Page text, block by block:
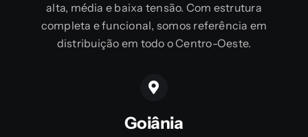
alta, média e baixa tensão. Com estrutura
completa e funcional, somos referência em
distribuição em todo o Centro-Oeste.
Goiânia